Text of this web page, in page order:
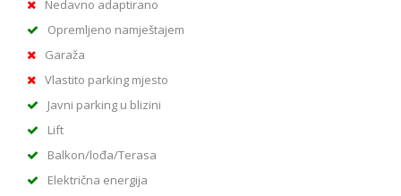
Nedavno adaptirano
Opremljeno namještajem
Garaža
Vlastito parking mjesto
Javni parking u blizini
Lift
Balkon/lođa/Terasa
Električna energija